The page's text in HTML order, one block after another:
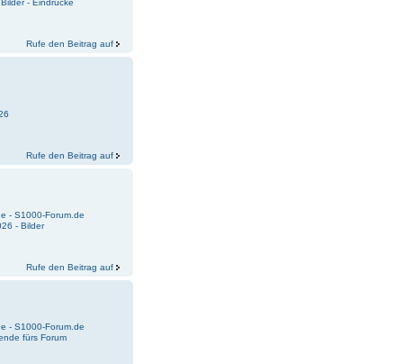
- Eindrücke
Rufe den Beitrag auf
Rufe den Beitrag auf
- S1000-Forum.de
- Bilder
Rufe den Beitrag auf
- S1000-Forum.de
fürs Forum